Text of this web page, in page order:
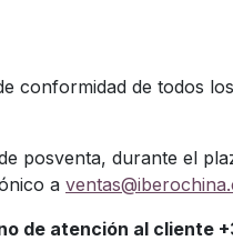
conformidad de todos
posventa, durante el
a
de atención al cliente